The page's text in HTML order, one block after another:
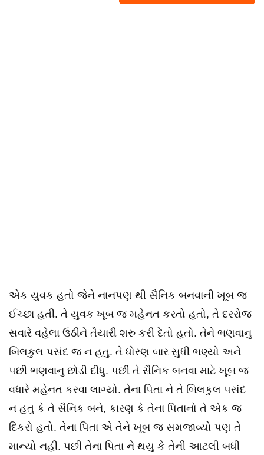
એક યુવક હતો જેને નાનપણ થી સૈનિક બનવાની ખૂબ જ
ઈચ્છા હતી. તે યુવક ખૂબ જ મહેનત કરતો હતો, તે દરરોજ
સવારે વહેલા ઉઠીને તૈયારી શરુ કરી દેતો હતો. તેને ભણવાનુ
બિલકુલ પસંદ જ ન હતુ. તે ધોરણ બાર સુધી ભણ્યો અને
પછી ભણવાનુ છોડી દીધુ. પછી તે સૈનિક બનવા માટે ખૂબ જ
વધારે મહેનત કરવા લાગ્યો. તેના પિતા ને તે બિલકુલ પસંદ
ન હતુ કે તે સૈનિક બને, કારણ કે તેના પિતાનો તે એક જ
દિકરો હતો. તેના પિતા એ તેને ખૂબ જ સમજાવ્યો પણ તે
માન્યો નહી. પછી તેના પિતા ને થયુ કે તેની આટલી બધી